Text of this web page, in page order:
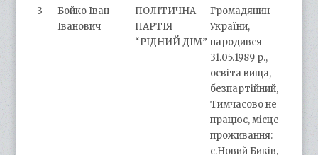
3
Бойко Іван
Іванович
ПОЛІТИЧНА
ПАРТІЯ
“РІДНИЙ ДІМ”
Громадянин
України,
народився
31.05.1989 р.,
освіта вища,
безпартійний,
Тимчасово не
працює, місце
проживання:
с.Новий Биків,